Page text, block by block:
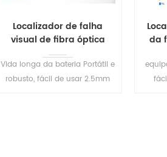
Localizador de falha
visual de fibra óptica
portátil S209
Vida longa da bateria Portátil e
robusto, fácil de usar 2.5mm
da